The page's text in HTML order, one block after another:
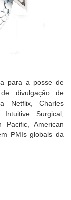
para a posse de
divulgação de
Netflix, Charles
Surgical,
Pacific, American
PMIs globais da